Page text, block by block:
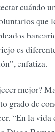
cuándo
que
es
enfatiza.
mejor?
grado de
“En la vida